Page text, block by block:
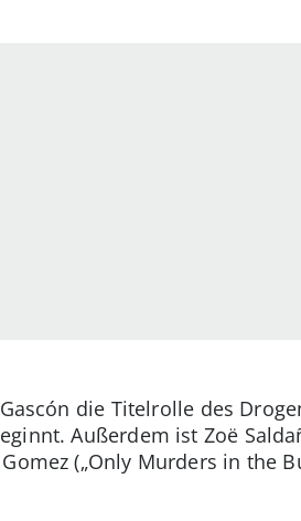
die Titelrolle des
Außerdem ist Zoë
(„Only Murders in the